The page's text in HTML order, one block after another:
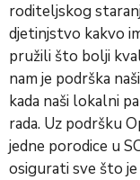
roditeljskog
djetinjstvo kakvo
pružili što bolji
nam je podrška
kada naši lokalni
rada. Uz podršku
jedne porodice u
osigurati sve što